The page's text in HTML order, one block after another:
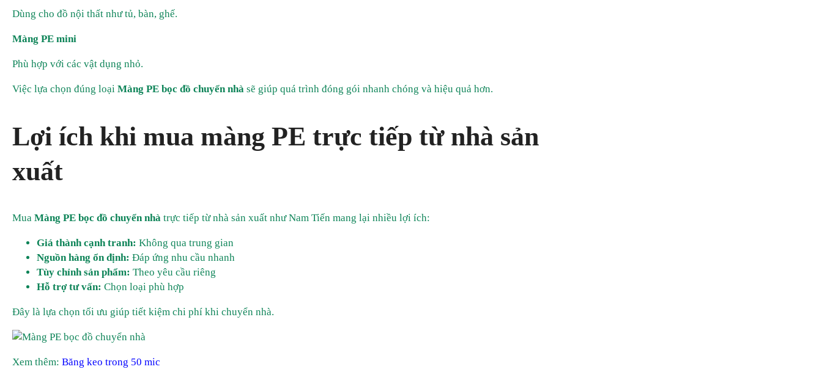
Dùng cho đồ nội thất như tủ, bàn, ghế.
Màng PE mini
Phù hợp với các vật dụng nhỏ.
Việc lựa chọn đúng loại Màng PE bọc đồ chuyển nhà sẽ giúp quá trình đóng gói nhanh chóng và hiệu quả hơn.
Lợi ích khi mua màng PE trực tiếp từ nhà sản
xuất
Mua Màng PE bọc đồ chuyển nhà trực tiếp từ nhà sản xuất như Nam Tiến mang lại nhiều lợi ích:
Giá thành cạnh tranh: Không qua trung gian
Nguồn hàng ổn định: Đáp ứng nhu cầu nhanh
Tùy chỉnh sản phẩm: Theo yêu cầu riêng
Hỗ trợ tư vấn: Chọn loại phù hợp
Đây là lựa chọn tối ưu giúp tiết kiệm chi phí khi chuyển nhà.
Xem thêm: Băng keo trong 50 mic